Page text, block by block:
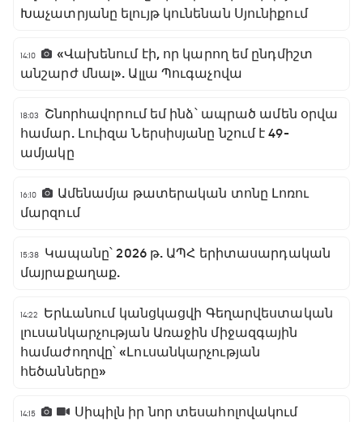
Խաչատրյանը ելույթ կունենան Սյունիքում
14:10
«Վախենում էի, որ կարող եմ ընդմիշտ
անշարժ մնալ». Ալլա Պուգաչովա
18:03
Շնորհավորում եմ ինձ՝ ապրած ամեն օրվա
համար. Լուիզա Ներսիսյանը նշում է 49-
ամյակը
16:10
Ամենամյա թատերական տոնը Լոռու
մարզում
15:38
Կապանը՝ 2026 թ. ԱՊՀ երիտասարդական
մայրաքաղաք.
14:22
Երևանում կանցկացվի Գեղարվեստական
լուսանկարչության Առաջին միջազգային
համաժողովը՝ «Լուսանկարչության
հեծանները»
14:15
Սիպիլն իր նոր տեսահոլովակում